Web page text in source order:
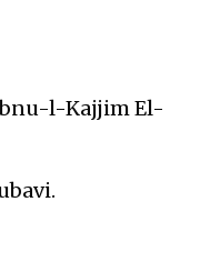
l-Kajjim El-